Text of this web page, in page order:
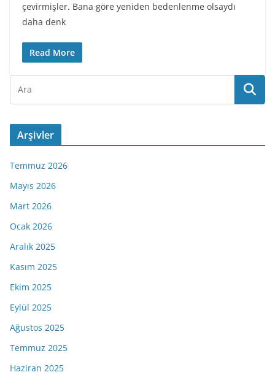
çevirmişler. Bana göre yeniden bedenlenme olsaydı
daha denk
Read More
Arşivler
Temmuz 2026
Mayıs 2026
Mart 2026
Ocak 2026
Aralık 2025
Kasım 2025
Ekim 2025
Eylül 2025
Ağustos 2025
Temmuz 2025
Haziran 2025